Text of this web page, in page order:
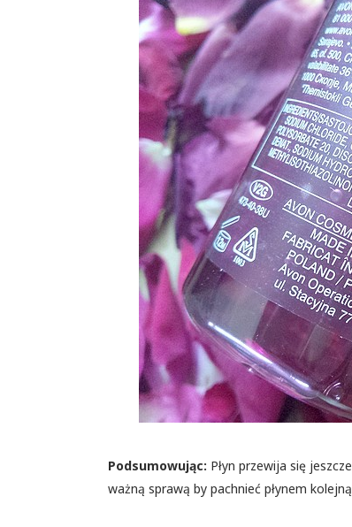
Podsumowując: Płyn przewija się
ważną sprawą by pachnieć płynem